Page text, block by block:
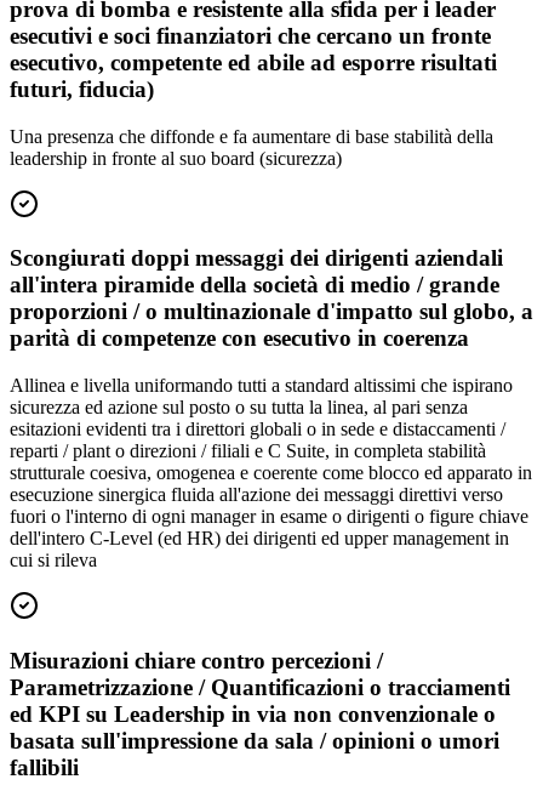
prova di bomba e resistente alla sfida per i leader
esecutivi e soci finanziatori che cercano un fronte
esecutivo, competente ed abile ad esporre risultati
futuri, fiducia)
Una presenza che diffonde e fa aumentare di base stabilità della
leadership in fronte al suo board (sicurezza)
Scongiurati doppi messaggi dei dirigenti aziendali
all'intera piramide della società di medio / grande
proporzioni / o multinazionale d'impatto sul globo, a
parità di competenze con esecutivo in coerenza
Allinea e livella uniformando tutti a standard altissimi che ispirano
sicurezza ed azione sul posto o su tutta la linea, al pari senza
esitazioni evidenti tra i direttori globali o in sede e distaccamenti /
reparti / plant o direzioni / filiali e C Suite, in completa stabilità
strutturale coesiva, omogenea e coerente come blocco ed apparato in
esecuzione sinergica fluida all'azione dei messaggi direttivi verso
fuori o l'interno di ogni manager in esame o dirigenti o figure chiave
dell'intero C-Level (ed HR) dei dirigenti ed upper management in
cui si rileva
Misurazioni chiare contro percezioni /
Parametrizzazione / Quantificazioni o tracciamenti
ed KPI su Leadership in via non convenzionale o
basata sull'impressione da sala / opinioni o umori
fallibili